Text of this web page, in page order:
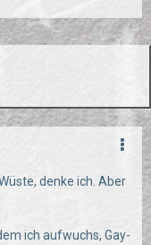
denke ich. Aber
ich aufwuchs, Gay-